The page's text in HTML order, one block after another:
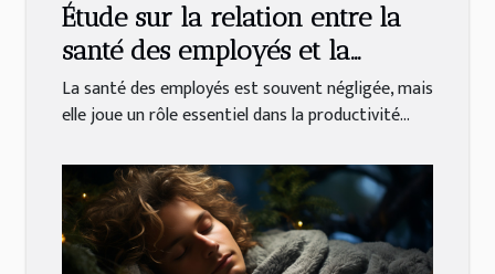
Étude sur la relation entre la
santé des employés et la
productivité en entreprise
La santé des employés est souvent négligée, mais
elle joue un rôle essentiel dans la productivité...